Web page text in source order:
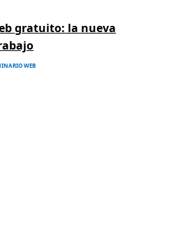
gratuito: la nueva
WEB